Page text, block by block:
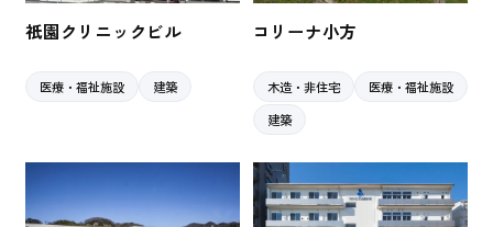
祇園クリニックビル
医療・福祉施設 建築
コリーナ小方
木造・非住宅
医療・福祉施設
建築